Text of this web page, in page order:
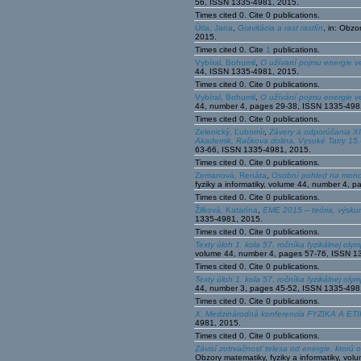
56, ISSN 1335-4981, 2015.
Times cited 0. Cite 0 publications.
Útla, Jana
Gravitácia a rast rastlín , in:
2015.
Times cited 0. Cite 1 publications.
Vybíral, Bohumil O užívaní pojmu energie
44, ISSN 1335-4981, 2015.
Times cited 0. Cite 0 publications.
Vybíral, Bohumil O užívání pojmu energie
44, number 4, pages 29-38, ISSN 1335-
Times cited 0. Cite 0 publications.
Zelenický, Ľubomír, Závery a odporúčania
Akademik, Račkova dolina, Vysoké Tatry
63-66, ISSN 1335-4981, 2015.
Times cited 0. Cite 0 publications.
Zemanová, Renáta
Osobní pohled na
fyziky a informatiky, volume 44, number 4,
Times cited 0. Cite 0 publications.
Žilková, Katarína
EME 2015 – teória,
1335-4981, 2015.
Times cited 0. Cite 0 publications.
Texty úloh 1. kola 57. ročníka fyzikálnej
volume 44, number 4, pages 57-76, ISSN
Times cited 0. Cite 0 publications.
Texty úloh 1. kola 57. ročníka fyzikálnej
44, number 3, pages 45-52, ISSN 1335-
Times cited 0. Cite 0 publications.
X. Medzinárodná konferencia FYZIKA A
4981, 2015.
Times cited 0. Cite 0 publications.
Závisí zotrvačnosť telesa od energie, ktorú
Obzory matematiky, fyziky a informatiky,